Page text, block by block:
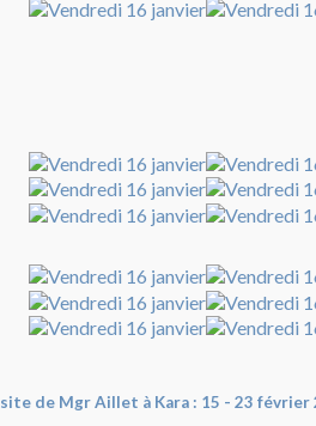
de Mgr Aillet à Kara : 15 - 23 février